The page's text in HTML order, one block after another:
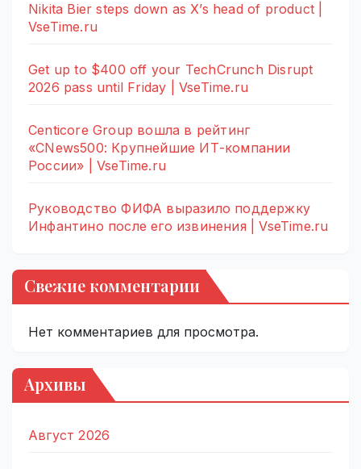
Nikita Bier steps down as X’s head of product |
VseTime.ru
Get up to $400 off your TechCrunch Disrupt
2026 pass until Friday | VseTime.ru
Centicore Group вошла в рейтинг
«CNews500: Крупнейшие ИТ-компании
России» | VseTime.ru
Руководство ФИФА выразило поддержку
Инфантино после его извинения | VseTime.ru
Свежие комментарии
Нет комментариев для просмотра.
Архивы
Август 2026